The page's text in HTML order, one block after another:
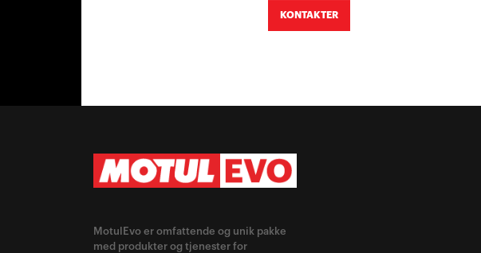
KONTAKTER
MotulEvo er omfattende og unik pakke
med produkter og tjenester for